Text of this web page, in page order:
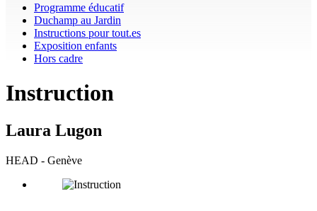
Programme éducatif
Duchamp au Jardin
Instructions pour tout.es
Exposition enfants
Hors cadre
Instruction
Laura Lugon
HEAD - Genève